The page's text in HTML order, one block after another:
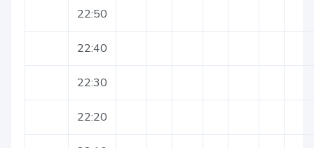
22:50
22:40
22:30
22:20